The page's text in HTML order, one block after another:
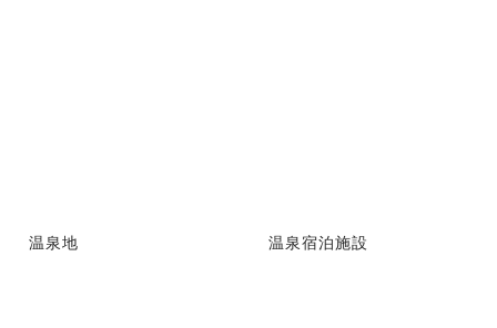
温泉地 温泉宿泊施設